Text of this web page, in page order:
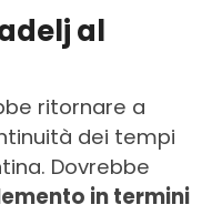
al
ritornare a
dei tempi
Dovrebbe
in termini